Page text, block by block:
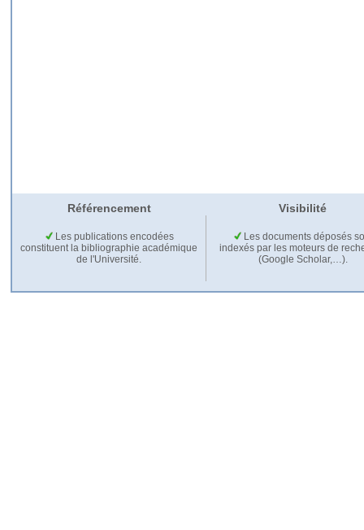
Référencement Visibilité
Les publications encodées
constituent la bibliographie académique
de l'Université.
Les documents déposés
indexés par les moteurs de
(Google Scholar,…).